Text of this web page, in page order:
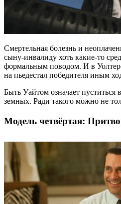
Смертельная болезнь и
сыну-инвалиду хоть какие-то
формальным поводом. И в
на пьедестал победителя иным
Быть Уайтом означает пуститься
земных. Ради такого можно не
Модель четвёртая: